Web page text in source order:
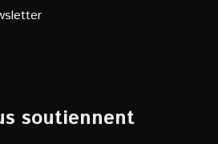
soutiennent